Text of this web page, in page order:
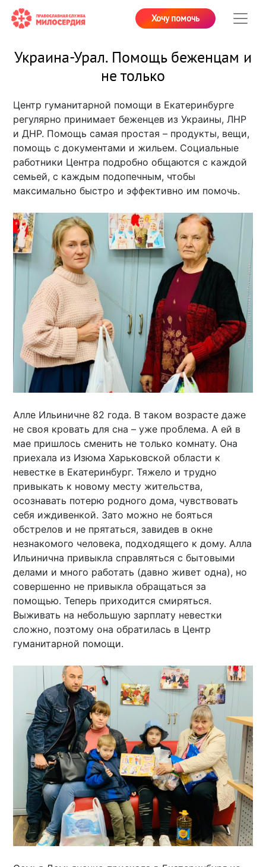
Хочу помочь
Украина-Урал. Помощь беженцам и
не только
Центр гуманитарной помощи в Екатеринбурге
регулярно принимает беженцев из Украины, ЛНР
и ДНР. Помощь самая простая – продукты, вещи,
помощь с документами и жильем. Социальные
работники Центра подробно общаются с каждой
семьей, с каждым подопечным, чтобы
максимально быстро и эффективно им помочь.
Алле Ильиничне 82 года. В таком возрасте даже
не своя кровать для сна – уже проблема. А ей в
мае пришлось сменить не только комнату. Она
приехала из Изюма Харьковской области к
невестке в Екатеринбург. Тяжело и трудно
привыкать к новому месту жительства,
осознавать потерю родного дома, чувствовать
себя иждивенкой. Зато можно не бояться
обстрелов и не прятаться, завидев в окне
незнакомого человека, подходящего к дому. Алла
Ильинична привыкла справляться с бытовыми
делами и много работать (давно живет одна), но
совершенно не привыкла обращаться за
помощью. Теперь приходится смиряться.
Выживать на небольшую зарплату невестки
сложно, поэтому она обратилась в Центр
гуманитарной помощи.